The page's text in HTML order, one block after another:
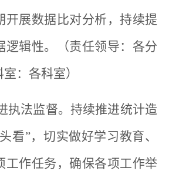
开展数据比对分析，持续提
逻辑性。（责任领导：各分
：各科室）
执法监督。持续推进统计造
看”，切实做好学习教育、
工作任务，确保各项工作举